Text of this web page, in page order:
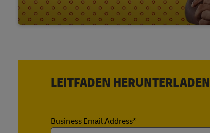
LEITFADEN HERUNTERLADEN
Business Email Address*